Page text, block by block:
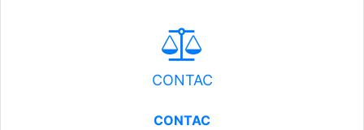
CONTAC
CONTAC